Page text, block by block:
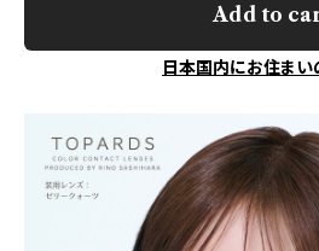
Add to
日本国内にお住まい